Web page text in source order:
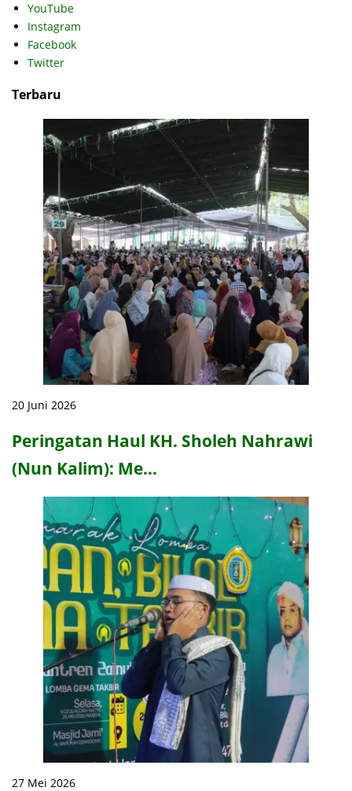
YouTube
Instagram
Facebook
Twitter
Terbaru
20 Juni 2026
Peringatan Haul KH. Sholeh Nahrawi
(Nun Kalim): Me…
27 Mei 2026